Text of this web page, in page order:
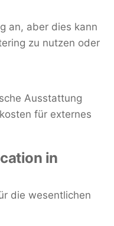
an, aber dies kann
zu nutzen oder
Ausstattung
für externes
in
die wesentlichen